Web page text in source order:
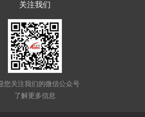
关注我们
您关注我们的微信公众号
了解更多信息